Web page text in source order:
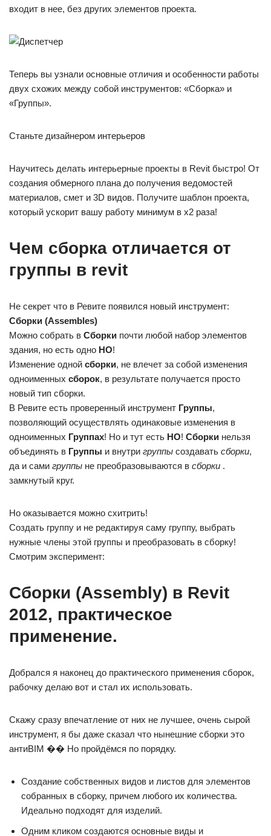
входит в нее, без других элементов проекта.
Теперь вы узнали основные отличия и особенности работы
двух схожих между собой инструментов: «Сборка» и
«Группы».
Станьте дизайнером интерьеров
Научитесь делать интерьерные проекты в Revit быстро! От
создания обмерного плана до получения ведомостей
материалов, смет и 3D видов. Получите шаблон проекта,
который ускорит вашу работу минимум в х2 раза!
Чем сборка отличается от
группы в revit
Не секрет что в Ревите появился новый инструмент:
Сборки (Assembles)
Можно собрать в Сборки почти любой набор элементов
здания, но есть одно НО!
Изменение одной сборки, не влечет за собой изменения
одноименных сборок, в результате получается просто
новый тип сборки.
В Ревите есть проверенный инструмент Группы,
позволяющий осуществлять одинаковые изменения в
одноименных Группах! Но и тут есть НО! Сборки нельзя
объединять в Группы и внутри группы создавать сборки,
да и сами группы не преобразовываются в сборки .
замкнутый круг.
Но оказывается можно схитрить!
Создать группу и не редактируя саму группу, выбрать
нужные члены этой группы и преобразовать в сборку!
Смотрим эксперимент:
Сборки (Assembly) в Revit
2012, практическое
применение.
Добрался я наконец до практического применения сборок,
рабочку делаю вот и стал их использовать.
Скажу сразу впечатление от них не лучшее, очень сырой
инструмент, я бы даже сказал что нынешние сборки это
антиBIM �� Но пройдёмся по порядку.
Создание собственных видов и листов для элементов
собранных в сборку, причем любого их количества.
Идеально подходят для изделий.
Одним кликом создаются основные виды и